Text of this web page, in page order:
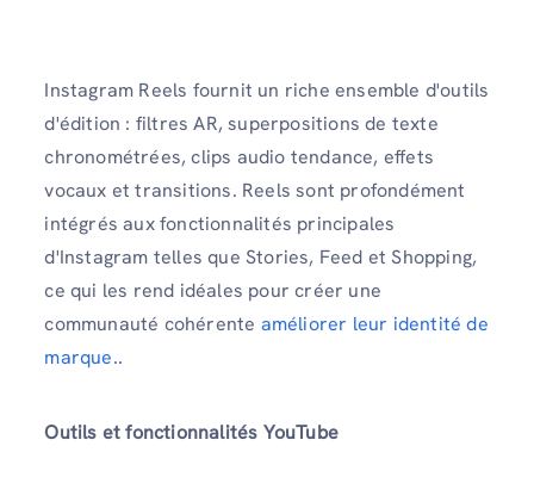
Instagram Reels fournit un riche ensemble d'outils
d'édition : filtres AR, superpositions de texte
chronométrées, clips audio tendance, effets
vocaux et transitions. Reels sont profondément
intégrés aux fonctionnalités principales
d'Instagram telles que Stories, Feed et Shopping,
ce qui les rend idéales pour créer une
communauté cohérente améliorer leur identité de
marque..
Outils et fonctionnalités YouTube